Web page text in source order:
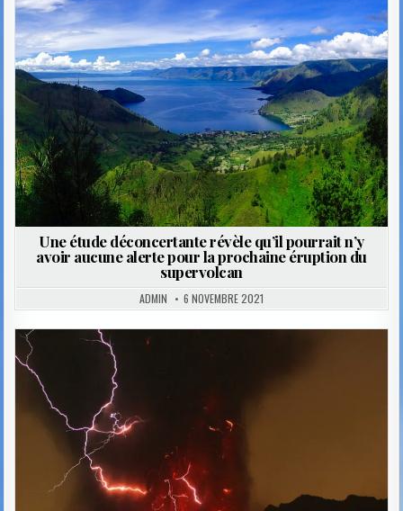
Une étude déconcertante révèle qu’il pourrait n’y
avoir aucune alerte pour la prochaine éruption du
supervolcan
ADMIN 6 NOVEMBRE 2021